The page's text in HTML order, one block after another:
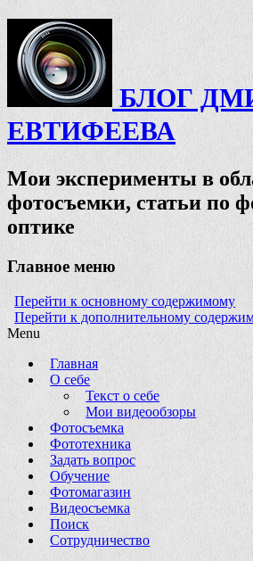
БЛОГ
ЕВТИФЕЕВА
Мои эксперименты в
фотосъемки, статьи по
оптике
Главное меню
Перейти к основному содержимому
Перейти к дополнительному
Menu
Главная
О себе
Текст о себе
Мои видеообзоры
Фотосъемка
Фототехника
Задать вопрос
Обучение
Фотомагазин
Видеосъемка
Поиск
Сотрудничество